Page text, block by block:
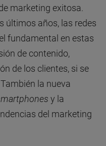
marketing exitosa.
últimos años, las redes
fundamental en estas
de contenido,
de los clientes, si se
la nueva
y la
del marketing